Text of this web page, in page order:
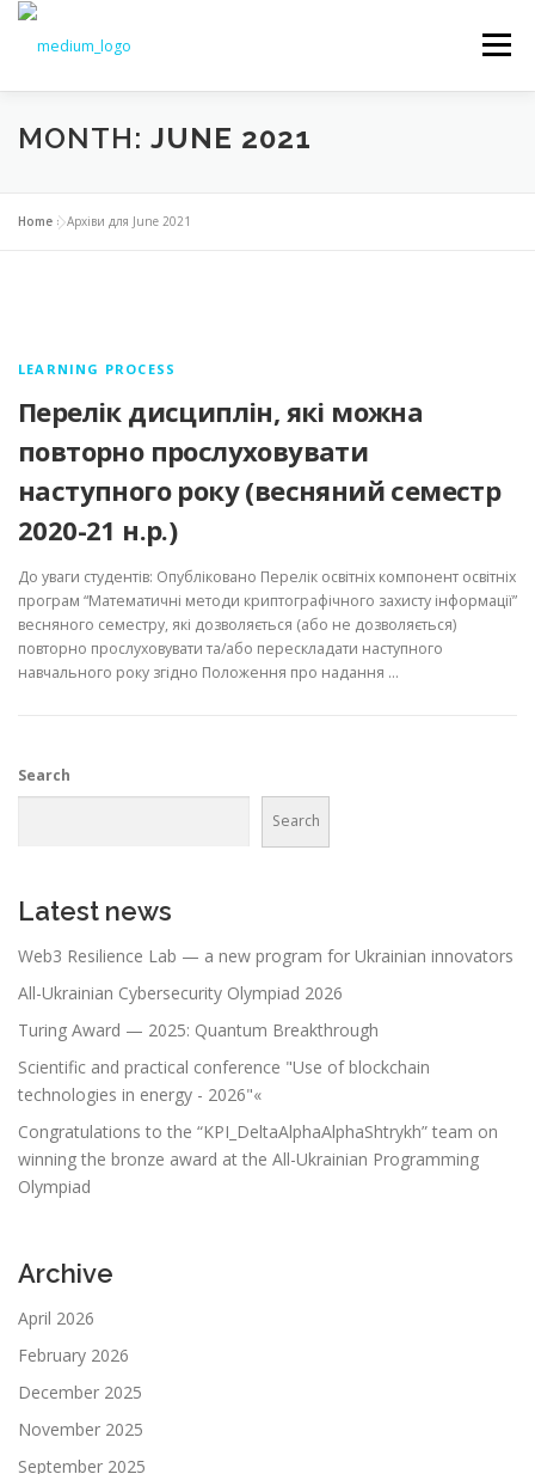
Меню
NEWS EDUCATION SCIENCE
INTRODUCTION
MONTH: JUNE 2021
Home »Архіви для June 2021
LEARNING PROCESS
Перелік дисциплін, які можна
повторно прослуховувати
наступного року (весняний семестр
2020-21 н.р.)
До уваги студентів: Опубліковано Перелік освітніх компонент освітніх
програм “Математичні методи криптографічного захисту інформації”
весняного семестру, які дозволяється (або не дозволяється)
повторно прослуховувати та/або перескладати наступного
навчального року згідно Положення про надання …
Search
Search
Latest news
Web3 Resilience Lab — a new program for Ukrainian innovators
All-Ukrainian Cybersecurity Olympiad 2026
Turing Award — 2025: Quantum Breakthrough
Scientific and practical conference "Use of blockchain
technologies in energy - 2026"«
Congratulations to the “KPI_DeltaAlphaAlphaShtrykh” team on
winning the bronze award at the All-Ukrainian Programming
Olympiad
Archive
April 2026
February 2026
December 2025
November 2025
September 2025